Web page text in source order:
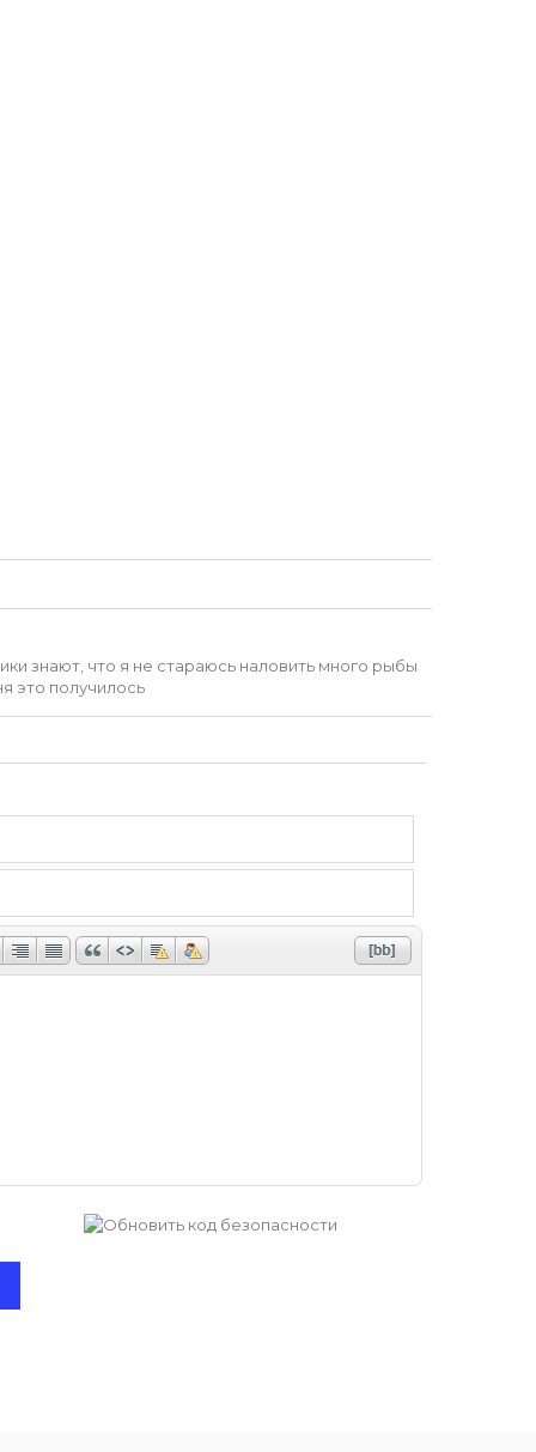
знают, что я не стараюсь наловить много рыбы
это получилось